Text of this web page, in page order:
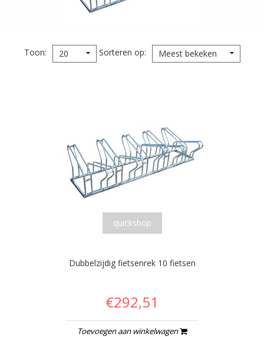
Toon 20 Sorteren op Meest bekeken
quickshop
Dubbelzijdig fietsenrek 10 fietsen
€292,51
Toevoegen aan winkelwagen